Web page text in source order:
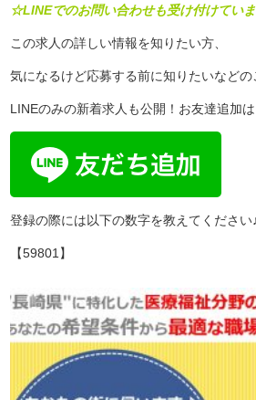
☆LINEでのお問い合わせも受け付けてい
この求人の詳しい情報を知りたい方、
気になるけど応募する前に知りたいなどの
LINEのみの新着求人も公開！お友達追加は
登録の際には以下の数字を教えてください
【59801】